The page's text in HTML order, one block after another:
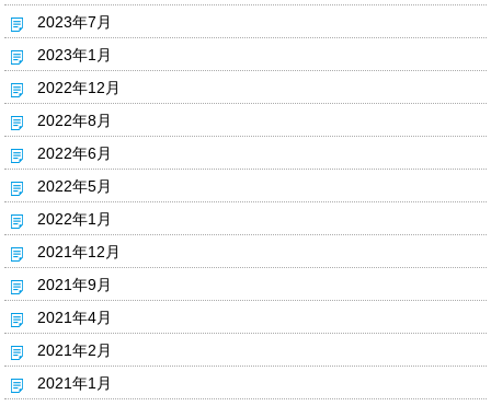
2023年7月
2023年1月
2022年12月
2022年8月
2022年6月
2022年5月
2022年1月
2021年12月
2021年9月
2021年4月
2021年2月
2021年1月